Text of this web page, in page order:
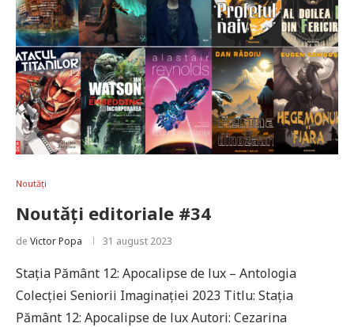
Noutăți
Noutăți editoriale #34
de Victor Popa 31 august 2023
Stația Pământ 12: Apocalipse de lux – Antologia
Colecției Seniorii Imaginației 2023 Titlu: Stația
Pământ 12: Apocalipse de lux Autori: Cezarina